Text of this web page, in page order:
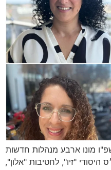
מונו ארבע מנהלות חדשות
"זיו", לחטיבות "אלון",